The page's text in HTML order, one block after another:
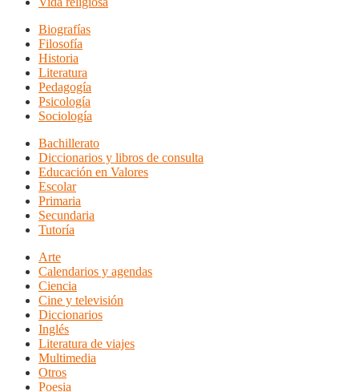
Biografías
Filosofía
Historia
Literatura
Pedagogía
Psicología
Sociología
Bachillerato
Diccionarios y libros de consulta
Educación en Valores
Escolar
Primaria
Secundaria
Tutoría
Arte
Calendarios y agendas
Ciencia
Cine y televisión
Diccionarios
Inglés
Literatura de viajes
Multimedia
Otros
Poesia